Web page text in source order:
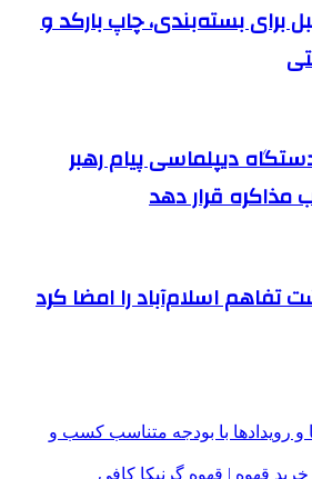
برای بسته‌بندی، چاپ بارکد و
دیپلماسی پیام رهبر
مذاکره قرار دهد
تفاهم اسلام‌آباد را امضا کرد
رویدادها با بودجه متناسب کسب و
قهوه | قهوه گرنیکا کافی